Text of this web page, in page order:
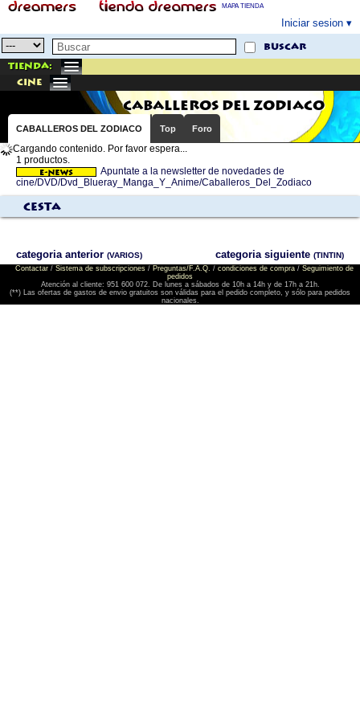
MAPA TIENDA
Iniciar sesion
buscar
Tienda:
cine
CABALLEROS DEL ZODIACO
CABALLEROS DEL ZODIACO Top Foro
Cargando contenido. Por favor espera...
1 productos.
Apuntate a la newsletter de novedades de
cine/DVD/Dvd_Blueray_Manga_Y_Anime/Caballeros_Del_Zodiaco
Cesta
categoria anterior (VARIOS) categoria siguiente (TINTIN)
Contactar/ Sistema de subscripciones/ Preguntas/F.A.Q. / condiciones de compra/ Seguimiento de
pedidos
Atención al cliente: 951 600 072. De lunes a sábados de 10h a 14h y de 17h a 21h.
(**) Las ofertas de gastos de envio gratuitos son válidas para el pedido completo, y sólo para pedidos
nacionales.